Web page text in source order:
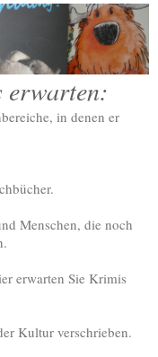
erwarten:
in denen er
Menschen, die noch
erwarten Sie Krimis
Kultur verschrieben.